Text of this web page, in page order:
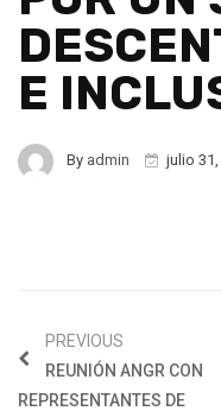
E
By admin julio 31,
PREVIOUS
REUNIÓN ANGR CON
REPRESENTANTES DE